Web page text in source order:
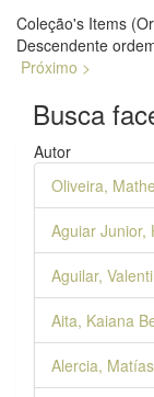
Coleção's Items
Descendente
Próximo >
Busca
Autor
Oliveira,
Aguiar Junior,
Aguilar,
Aita, Kaiana
Alercia, Matías